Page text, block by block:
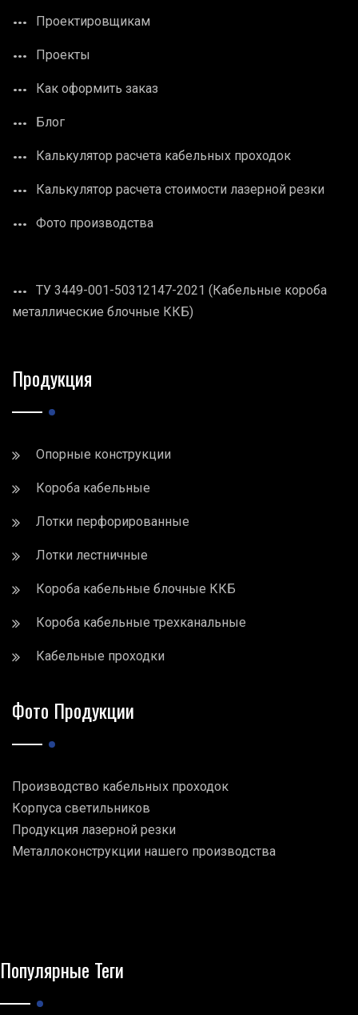
Проектировщикам
Проекты
Как оформить заказ
Блог
Калькулятор расчета кабельных проходок
Калькулятор расчета стоимости лазерной резки
Фото производства
ТУ 3449-001-50312147-2021 (Кабельные короба
металлические блочные ККБ)
Продукция
Опорные конструкции
Короба кабельные
Лотки перфорированные
Лотки лестничные
Короба кабельные блочные ККБ
Короба кабельные трехканальные
Кабельные проходки
Фото Продукции
Производство кабельных проходок
Корпуса светильников
Продукция лазерной резки
Металлоконструкции нашего производства
Популярные Теги